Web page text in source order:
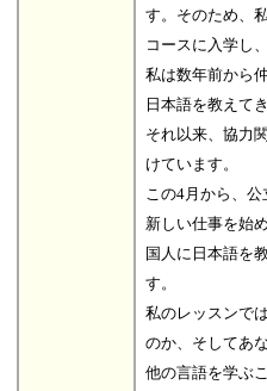
す。そのため、
コースに入学し
私は数年前から
日本語を教えて
それ以来、協力
けています。
この4月から、
新しい仕事を始
国人に日本語を
す。
私のレッスンで
のか、そしてあ
他の言語を学ぶ